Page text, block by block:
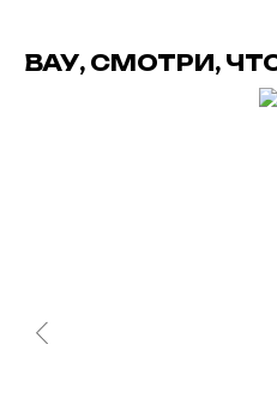
ВАУ, СМОТРИ,